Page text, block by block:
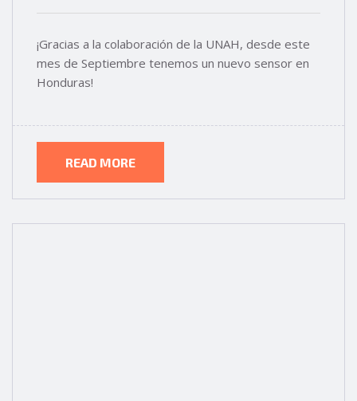
¡Gracias a la colaboración de la UNAH, desde este
mes de Septiembre tenemos un nuevo sensor en
Honduras!
READ MORE